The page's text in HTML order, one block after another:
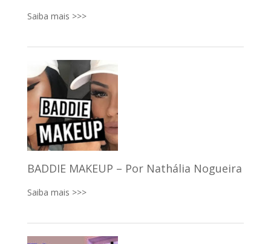
Saiba mais >>>
BADDIE MAKEUP – Por Nathália Nogueira
Saiba mais >>>